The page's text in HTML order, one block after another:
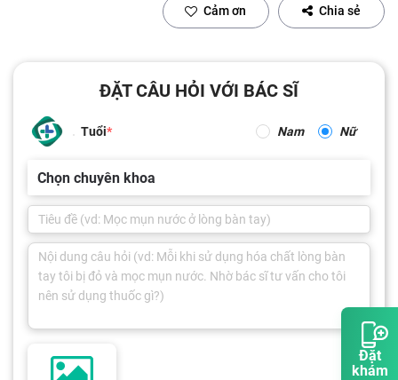
Đặt
khám
Cảm ơn Chia sẻ
ĐẶT CÂU HỎI VỚI BÁC SĨ
Tuổi Nam Nữ
Chọn chuyên khoa